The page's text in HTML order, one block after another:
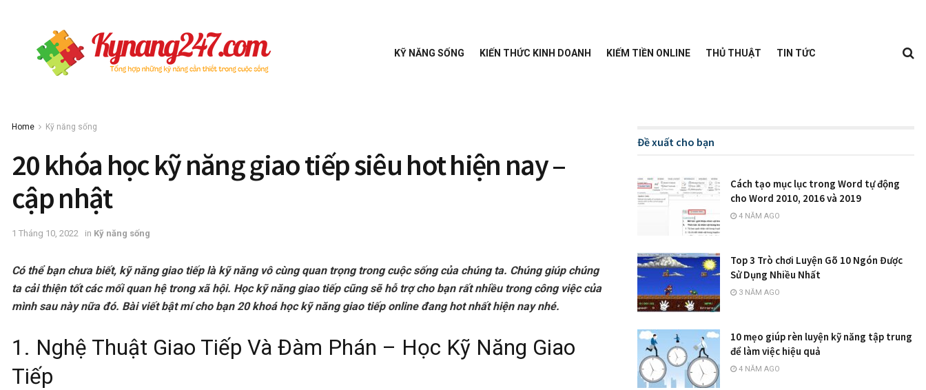
KỸ NĂNG SỐNG KIẾN THỨC KINH DOANH KIẾM TIỀN ONLINE THỦ THUẬT TIN TỨC
Home Kỹ năng sống
20 khóa học kỹ năng giao tiếp siêu hot hiện nay –
cập nhật
1 Tháng 10, 2022 in Kỹ năng sống
Có thể bạn chưa biết, kỹ năng giao tiếp là kỹ năng vô cùng quan trọng trong cuộc sống của chúng ta. Chúng giúp chúng
ta cải thiện tốt các mối quan hệ trong xã hội. Học kỹ năng giao tiếp cũng sẽ hỗ trợ cho bạn rất nhiều trong công việc của
mình sau này nữa đó. Bài viết bật mí cho bạn 20 khoá học kỹ năng giao tiếp online đang hot nhất hiện nay nhé.
1. Nghệ Thuật Giao Tiếp Và Đàm Phán – Học Kỹ Năng Giao
Tiếp
Đề xuất cho bạn
Cách tạo mục lục trong Word tự động
cho Word 2010, 2016 và 2019
4 NĂM AGO
Top 3 Trò chơi Luyện Gõ 10 Ngón Được
Sử Dụng Nhiều Nhất
3 NĂM AGO
10 mẹo giúp rèn luyện kỹ năng tập trung
để làm việc hiệu quả
4 NĂM AGO